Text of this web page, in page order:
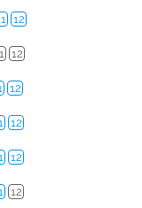
12
12
12
12
12
12